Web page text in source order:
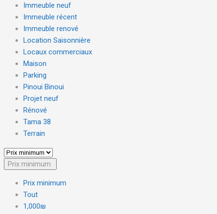
Immeuble neuf
Immeuble récent
Immeuble renové
Location Saisonnière
Locaux commerciaux
Maison
Parking
Pinoui Binoui
Projet neuf
Rénové
Tama 38
Terrain
Prix minimum
Prix minimum
Tout
1,000₪